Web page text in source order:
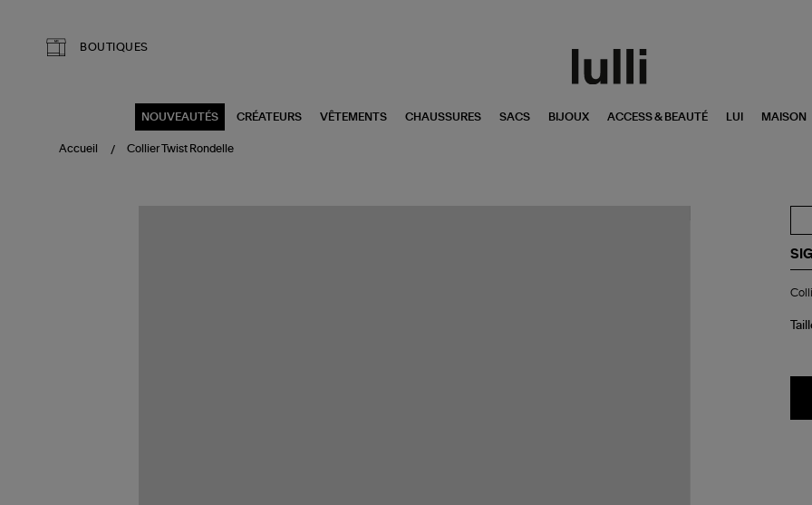
BOUTIQUES
NOUVEAUTÉS CRÉATEURS VÊTEMENTS CHAUSSURES SACS BIJOUX ACCESS & BEAUTÉ LUI MAISON
Accueil Collier Twist Rondelle